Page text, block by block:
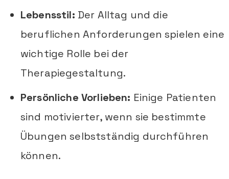
Lebensstil: Der Alltag und die
beruflichen Anforderungen spielen eine
wichtige Rolle bei der
Therapiegestaltung.
Persönliche Vorlieben: Einige Patienten
sind motivierter, wenn sie bestimmte
Übungen selbstständig durchführen
können.